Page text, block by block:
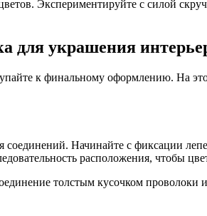
Экспериментируйте с силой
для украшения
к финальному оформлению. На
Начинайте с фиксации
расположения, чтобы
толстым кусочком